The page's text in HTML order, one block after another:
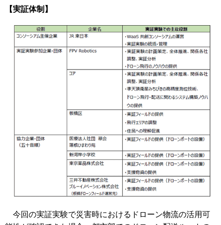
【実証体制】
今回の実証実験で災害時におけるドローン物流の活用可